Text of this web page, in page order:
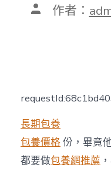
文 作者：
長期包養
包養價格份，畢竟
都要做包養網推薦